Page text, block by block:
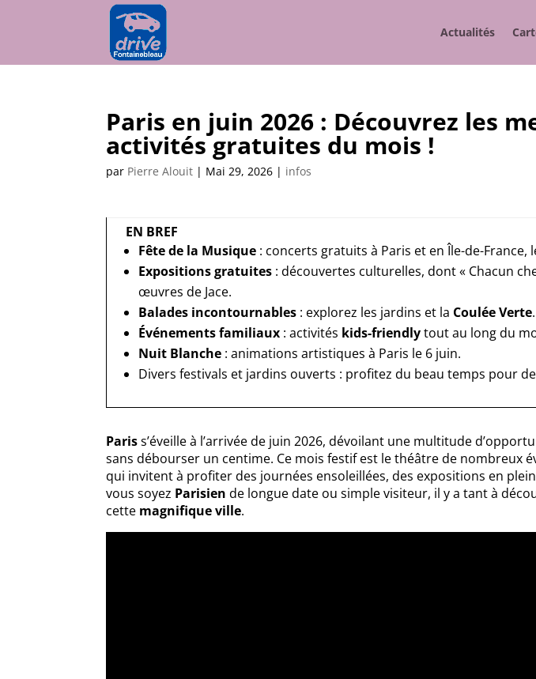
Actualités
Paris en juin 2026 : Découvrez les
activités gratuites du mois !
par Pierre Alouit | Mai 29, 2026 | infos
EN BREF
Fête de la Musique : concerts gratuits à Paris et en Île-de-France,
Expositions gratuites : découvertes culturelles, dont « Chacun
œuvres de Jace.
Balades incontournables : explorez les jardins et la Coulée Verte.
Événements familiaux : activités kids-friendlytout au long du
Nuit Blanche : animations artistiques à Paris le 6 juin.
Divers festivals et jardins ouverts : profitez du beau temps pour
Pariss’éveille à l’arrivée de juin 2026, dévoilant une multitude
sans débourser un centime. Ce mois festif est le théâtre de nombreux
qui invitent à profiter des journées ensoleillées, des expositions en
vous soyez Parisien de longue date ou simple visiteur, il y a tant à
cette magnifique ville.